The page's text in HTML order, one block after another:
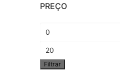
PREÇO
Preço
mínimo
Preço
máximo
Filtrar